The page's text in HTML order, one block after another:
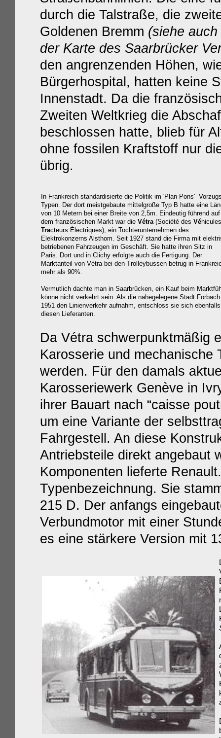
durch die Talstraße, die
Goldenen Bremm (siehe
der Karte des Saarbrücker
den angrenzenden Höhen,
Bürgerhospital, hatten keine
Innenstadt. Da die
Zweiten Weltkrieg die
beschlossen hatte, blieb für
ohne fossilen Kraftstoff nur
übrig.
In Frankreich standardisierte die Politik im 'Plan Pons'
Typen. Der dort meistgebaute mittelgroße Typ B hatte eine
von 10 Metern bei einer Breite von 2,5m. Eindeutig führend auf
dem französischen Markt war die Vétra(Société des Vé
Tracteurs Électriques), ein Tochterunternehmen des
Elektrokonzerns Alsthom. Seit 1927 stand die Firma mit
betriebenen Fahrzeugen im Geschäft. Sie hatte ihren Sitz in
Paris. Dort und in Clichy erfolgte auch die Fertigung. Der
Marktanteil von Vétra bei den Trolleybussen betrug in
mehr als 90%.
Vermutlich dachte man in Saarbrücken, ein Kauf beim
könne nicht verkehrt sein. Als die nahegelegene Stadt Forbach
1951 den Linienverkehr aufnahm, entschloss sie sich
diesen Lieferanten.
Da Vétra schwerpunktmäßig
Karosserie und mechanische
werden. Für den damals
Karosseriewerk Genève in
ihrer Bauart nach “caisse
um eine Variante der
Fahrgestell. An diese
Antriebsteile direkt angebaut
Komponenten lieferte
Typenbezeichnung. Sie
215 D. Der anfangs
Verbundmotor mit einer
es eine stärkere Version mit